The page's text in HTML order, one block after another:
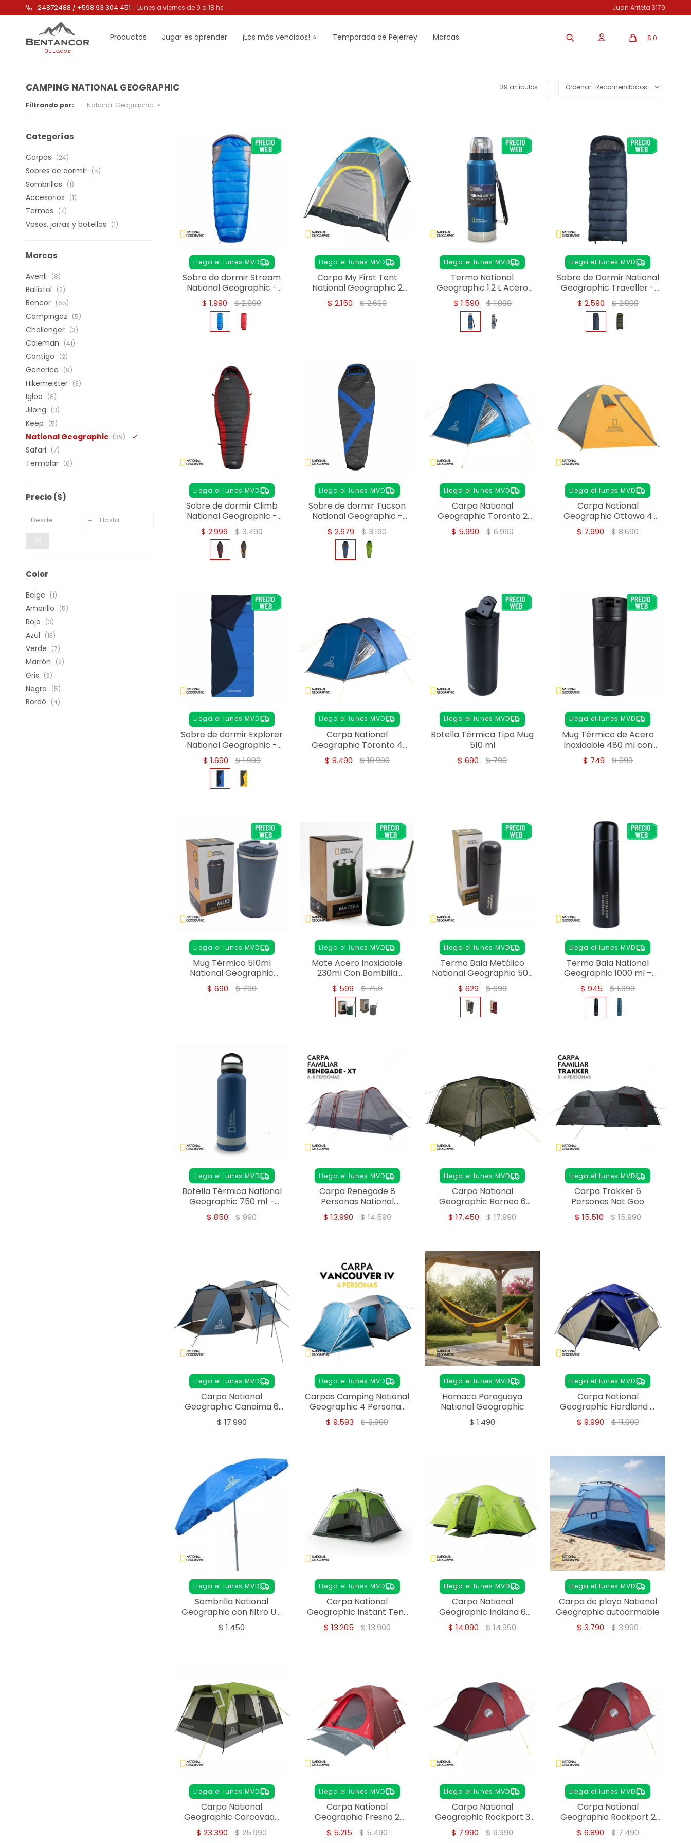
Productos Jugar es aprender ¡Los más vendidos! ⭐ Temporada de Pejerrey Marcas $ 0
24872488 / +598 93 304 451 Lunes a viernes de 9 a 18 hs Juan Arrieta 3179
CAMPING NATIONAL GEOGRAPHIC 39 artículos Recomendados
Filtrando por: National Geographic
Llega el lunes MVD
Sobre de dormir Stream
National Geographic -
Azul
$ 1.990 $2.990
Llega el lunes MVD
Carpa My First Tent
National Geographic 2
Personas
$ 2.150 $2.690
Llega el lunes MVD
Termo National
Geographic 1.2 L Acero
Inoxidable - AZUL
$ 1.590 $1.890
Llega el lunes MVD
Sobre de Dormir National
Geographic Traveller -
Azul
$ 2.590 $2.890
Llega el lunes MVD
Sobre de dormir Climb
National Geographic -
Rojo
$ 2.999 $3.490
Llega el lunes MVD
Sobre de dormir Tucson
National Geographic -
Azul
$ 2.679 $3.190
Llega el lunes MVD
Carpa National
Geographic Toronto 2
personas
$ 5.990 $6.990
Llega el lunes MVD
Carpa National
Geographic Ottawa 4
personas
$ 7.990 $8.690
Llega el lunes MVD
Sobre de dormir Explorer
National Geographic -
Azul
$ 1.690 $1.990
Llega el lunes MVD
Carpa National
Geographic Toronto 4
personas
$ 8.490 $10.990
Llega el lunes MVD
Botella Térmica Tipo Mug
510 ml
$ 690 $790
Llega el lunes MVD
Mug Térmico de Acero
Inoxidable 480 ml con
Pulsador
$ 749 $890
Llega el lunes MVD
Mug Térmico 510ml
National Geographic
Acero Inoxidable
$ 690 $790
Llega el lunes MVD
Mate Acero Inoxidable
230ml Con Bombilla
Térmico Matera - verde
$ 599 $750
Llega el lunes MVD
Termo Bala Metálico
National Geographic 500
ml - NEGRO
$ 629 $690
Llega el lunes MVD
Termo Bala National
Geographic 1000 ml –
Acero Inoxidable -
NEGRO
$ 945 $1.090
Llega el lunes MVD
Botella Térmica National
Geographic 750 ml –
Acero Inoxidable
$ 850 $990
Llega el lunes MVD
Carpa Renegade 8
Personas National
Geographic
$ 13.990 $14.590
Llega el lunes MVD
Carpa National
Geographic Borneo 6
Personas
$ 17.450 $17.990
Llega el lunes MVD
Carpa Trakker 6
Personas Nat Geo
$ 15.510 $15.990
Llega el lunes MVD
Carpa National
Geographic Canaima 6
Personas
$ 17.990
Llega el lunes MVD
Carpas Camping National
Geographic 4 Personas
Vancouver
$ 9.593 $9.890
Llega el lunes MVD
Hamaca Paraguaya
National Geographic
$ 1.490
Llega el lunes MVD
Carpa National
Geographic Fiordland 4
Personas – Autoarmable
$ 9.990 $11.990
Llega el lunes MVD
Sombrilla National
Geographic con filtro UV
- Azul
$ 1.450
Llega el lunes MVD
Carpa National
Geographic Instant Tent
4 personas
$ 13.205 $13.900
Llega el lunes MVD
Carpa National
Geographic Indiana 6
personas
$ 14.090 $14.990
Llega el lunes MVD
Carpa de playa National
Geographic autoarmable
$ 3.790 $3.990
Llega el lunes MVD
Carpa National
Geographic Corcovado
8-10 personas
$ 23.390 $25.990
Llega el lunes MVD
Carpa National
Geographic Fresno 2
personas
$ 5.215 $5.490
Llega el lunes MVD
Carpa National
Geographic Rockport 3
personas
$ 7.990 $9.990
Llega el lunes MVD
Carpa National
Geographic Rockport 2
Personas
$ 6.890 $7.490
Categorías
Carpas (24)
Sobres de dormir (5)
Sombrillas (1)
Accesorios (1)
Termos (7)
Vasos, jarras y botellas (1)
Marcas
Avenli (8)
Ballistol (2)
Bencor (65)
Campingaz (5)
Challenger (3)
Coleman (41)
Contigo (2)
Generica (9)
Hikemeister (3)
Igloo (8)
Jilong (3)
Keep (5)
National Geographic (39)
Safari (7)
Termolar (6)
Precio($)
OK
Color
Beige (1)
Amarillo (5)
Rojo (3)
Azul (13)
Verde (7)
Marrón (2)
Gris (3)
Negro (5)
Bordó (4)